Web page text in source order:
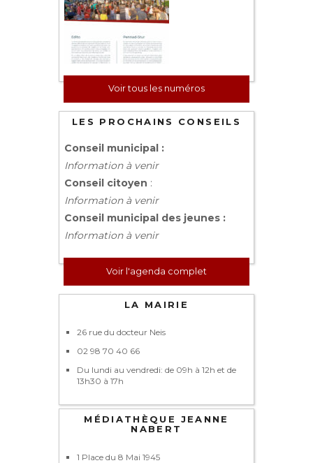
Voir tous les numéros
LES PROCHAINS CONSEILS
Conseil municipal :
Information à venir
Conseil citoyen :
Information à venir
Conseil municipal des jeunes :
Information à venir
Voir l'agenda complet
LA MAIRIE
26 rue du docteur Neis
02 98 70 40 66
Du lundi au vendredi: de 09h à 12h et de
13h30 à 17h
MÉDIATHÈQUE JEANNE
NABERT
1 Place du 8 Mai 1945